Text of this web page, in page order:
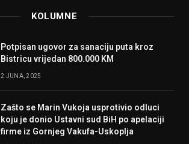
KOLUMNE
Potpisan ugovor za sanaciju puta kroz
Bistricu vrijedan 800.000 KM
2 JUNA, 2025
Zašto se Marin Vukoja usprotivio odluci
koju je donio Ustavni sud BiH po apelaciji
firme iz Gornjeg Vakufa-Uskoplja